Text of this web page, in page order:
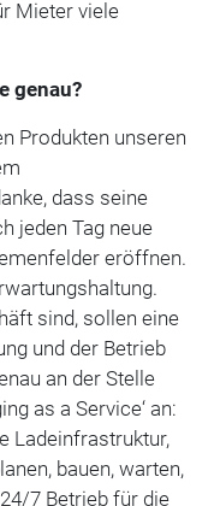
Mieter viele
genau?
Produkten unseren
dass seine
jeden Tag neue
eröffnen.
sind, sollen eine
und der Betrieb
an der Stelle
as a Service‘ an:
Ladeinfrastruktur,
bauen, warten,
7 Betrieb für die